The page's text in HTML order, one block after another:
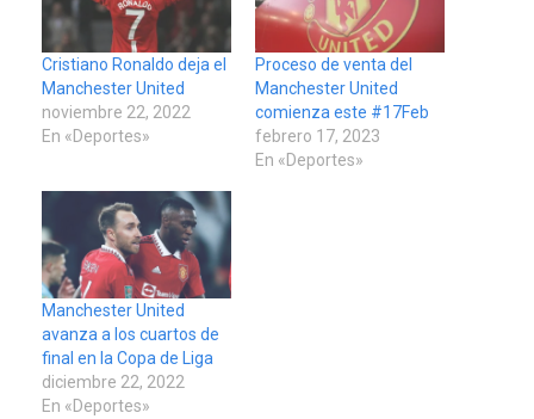
Cristiano Ronaldo deja el
Manchester United
noviembre 22, 2022
En «Deportes»
Proceso de venta del
Manchester United
comienza este #17Feb
febrero 17, 2023
En «Deportes»
Manchester United
avanza a los cuartos de
final en la Copa de Liga
diciembre 22, 2022
En «Deportes»